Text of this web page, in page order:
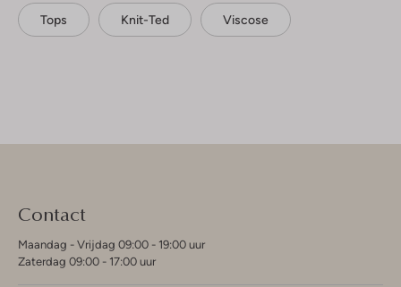
Tops Knit-Ted Viscose
Contact
Maandag - Vrijdag 09:00 - 19:00 uur
Zaterdag 09:00 - 17:00 uur